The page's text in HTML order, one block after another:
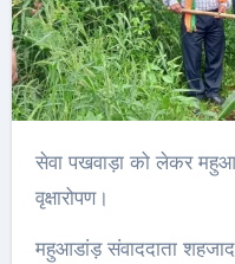
सेवा पखवाड़ा को लेकर महुआडांड़ भाजपाइयों के द्वारा किया गया
वृक्षारोपण।
महुआडांड़ संवाददाता